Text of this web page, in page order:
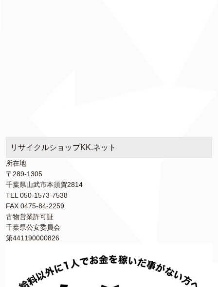
リサイクルショップKK.ネット
所在地
〒289-1305
千葉県山武市本須賀2814
TEL 050-1573-7538
FAX 0475-84-2259
古物営業許可証
千葉県公安委員会
第441190000826